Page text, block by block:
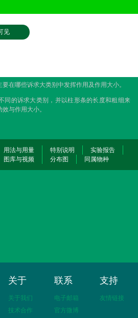
见
在哪些诉求大类别中发挥作用及作用大小。
同的诉求大类别，并以柱形条的长度和粗细来
与作用大小。
用法与用量 特别说明
实验报告
图库与视频 分布图 同属物种
关于
关于我们
技术合作
联系
电子邮箱
官方微博
支持
友情链接